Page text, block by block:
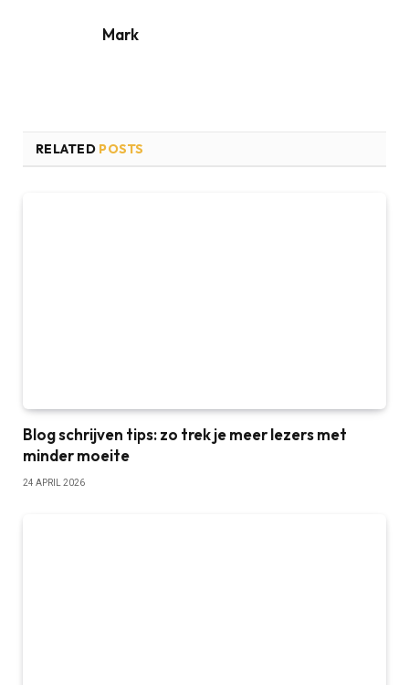
Mark
RELATED POSTS
Blog schrijven tips: zo trek je meer lezers met
minder moeite
24 APRIL 2026